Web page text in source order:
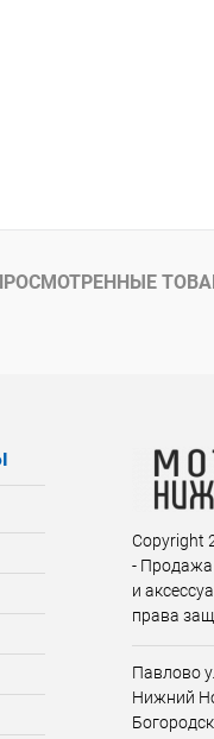
Copyright
- Продажа
и
права
Павлово
Нижний